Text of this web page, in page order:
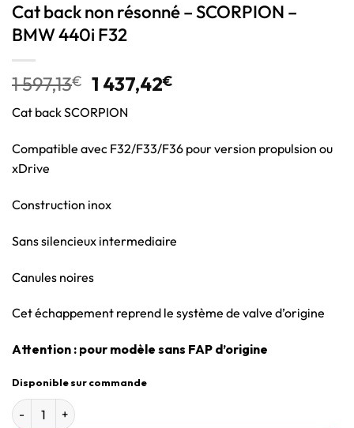
Cat back non résonné – SCORPION –
BMW 440i F32
1 597,13€ 1 437,42€
Cat back SCORPION
Compatible avec F32/F33/F36 pour version propulsion ou
xDrive
Construction inox
Sans silencieux intermediaire
Canules noires
Cet échappement reprend le système de valve d’origine
Attention : pour modèle sans FAP d’origine
Disponible sur commande